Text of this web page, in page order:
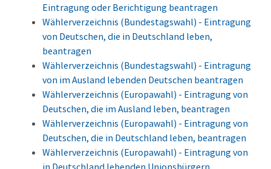
Eintragung oder Berichtigung beantragen
Wählerverzeichnis (Bundestagswahl) - Eintragung
von Deutschen, die in Deutschland leben,
beantragen
Wählerverzeichnis (Bundestagswahl) - Eintragung
von im Ausland lebenden Deutschen beantragen
Wählerverzeichnis (Europawahl) - Eintragung von
Deutschen, die im Ausland leben, beantragen
Wählerverzeichnis (Europawahl) - Eintragung von
Deutschen, die in Deutschland leben, beantragen
Wählerverzeichnis (Europawahl) - Eintragung von